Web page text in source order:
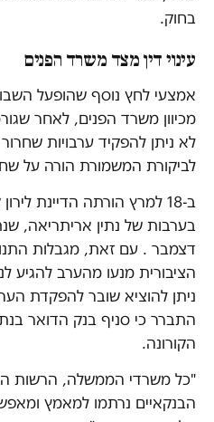
בחוק.
עינוי דין מצד משרד הפנים
אמצעי לחץ נוסף שהופעל
מכיוון משרד הפנים, לאחר
לא ניתן להפקיד ערבויות
לביקורת המשמורת הורה על
ב-18 למרץ הורתה הדיינת
בערבות של נתין אריתריאה,
דצמבר . עם זאת, מגבלות
הציבורית מנעו מהערב
ניתן להוציא שובר להפקדת
התברר כי סניף בנק הדואר
הקורונה.
"כל משרדי הממשלה, הרשות
הבנקאיים נרתמו למאמץ